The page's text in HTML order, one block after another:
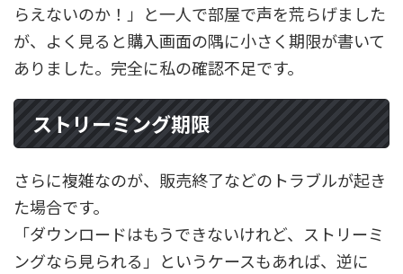
らえないのか！」と一人で部屋で声を荒らげました
が、よく見ると購入画面の隅に小さく期限が書いて
ありました。完全に私の確認不足です。
ストリーミング期限
さらに複雑なのが、販売終了などのトラブルが起き
た場合です。
「ダウンロードはもうできないけれど、ストリーミ
ングなら見られる」というケースもあれば、逆に